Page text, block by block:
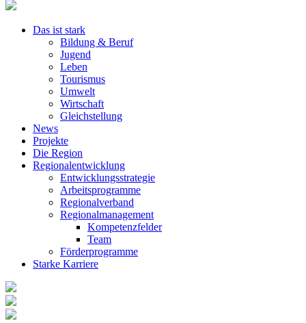
Das ist stark
Bildung & Beruf
Jugend
Leben
Tourismus
Umwelt
Wirtschaft
Gleichstellung
News
Projekte
Die Region
Regionalentwicklung
Entwicklungsstrategie
Arbeitsprogramme
Regionalverband
Regionalmanagement
Kompetenzfelder
Team
Förderprogramme
Starke Karriere